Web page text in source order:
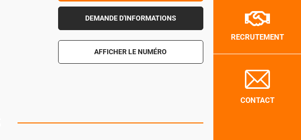
DEMANDE D'INFORMATIONS
AFFICHER LE NUMÉRO
RECRUTEMENT
CONTACT